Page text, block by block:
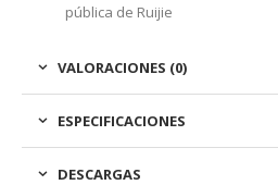
pública de Ruijie
VALORACIONES (0)
ESPECIFICACIONES
DESCARGAS